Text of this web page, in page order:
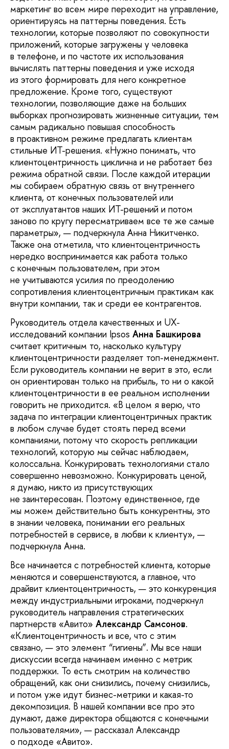
маркетинг во всем мире переходит на управление,
ориентируясь на паттерны поведения. Есть
технологии, которые позволяют по совокупности
приложений, которые загружены у человека
в телефоне, и по частоте их использования
вычислять паттерны поведения и уже исходя
из этого формировать для него конкретное
предложение. Кроме того, существуют
технологии, позволяющие даже на больших
выборках прогнозировать жизненные ситуации, тем
самым радикально повышая способность
в проактивном режиме предлагать клиентам
стильные ИТ-решения. «Нужно понимать, что
клиентоцентричность циклична и не работает без
режима обратной связи. После каждой итерации
мы собираем обратную связь от внутреннего
клиента, от конечных пользователей или
от эксплуатантов наших ИТ-решений и потом
заново по кругу пересматриваем все те же самые
параметры», — подчеркнула Анна Никитченко.
Также она отметила, что клиентоцентричность
нередко воспринимается как работа только
с конечным пользователем, при этом
не учитываются усилия по преодолению
сопротивления клиентоцентричным практикам как
внутри компании, так и среди ее контрагентов.
Руководитель отдела качественных и UX-
исследований компании Ipsos Анна Башкирова
считает критичным то, насколько культуру
клиентоцентричности разделяет топ-менеджмент.
Если руководитель компании не верит в это, если
он ориентирован только на прибыль, то ни о какой
клиентоцентричности в ее реальном исполнении
говорить не приходится. «В целом я верю, что
задача по интеграции клиентоцентричных практик
в любом случае будет стоять перед всеми
компаниями, потому что скорость репликации
технологий, которую мы сейчас наблюдаем,
колоссальна. Конкурировать технологиями стало
совершенно невозможно. Конкурировать ценой,
я думаю, никто из присутствующих
не заинтересован. Поэтому единственное, где
мы можем действительно быть конкурентны, это
в знании человека, понимании его реальных
потребностей в сервисе, в любви к клиенту», —
подчеркнула Анна.
Все начинается с потребностей клиента, которые
меняются и совершенствуются, а главное, что
драйвит клиентоцентричность, — это конкуренция
между индустриальными игроками, подчеркнул
руководитель направления стратегических
партнерств «Авито» Александр Самсонов.
«Клиентоцентричность и все, что с этим
связано, — это элемент “гигиены”. Мы все наши
дискуссии всегда начинаем именно с метрик
поддержки. То есть смотрим на количество
обращений, как они снизились, почему снизились,
и потом уже идут бизнес-метрики и какая-то
декомпозиция. В нашей компании все про это
думают, даже директора общаются с конечными
пользователями», — рассказал Александр
о подходе «Авито».